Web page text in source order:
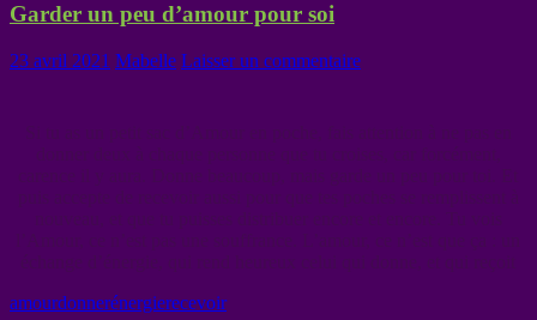
Garder un peu d’amour pour soi
23 avril 2021 Mabelle Laisser un commentaire
amourdonnerénergierecevoir